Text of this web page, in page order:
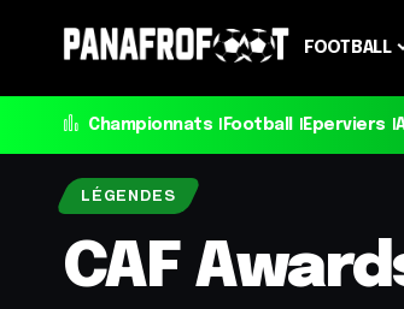
FOOTBALL
Championnats Football Eperviers
LÉGENDES
CAF